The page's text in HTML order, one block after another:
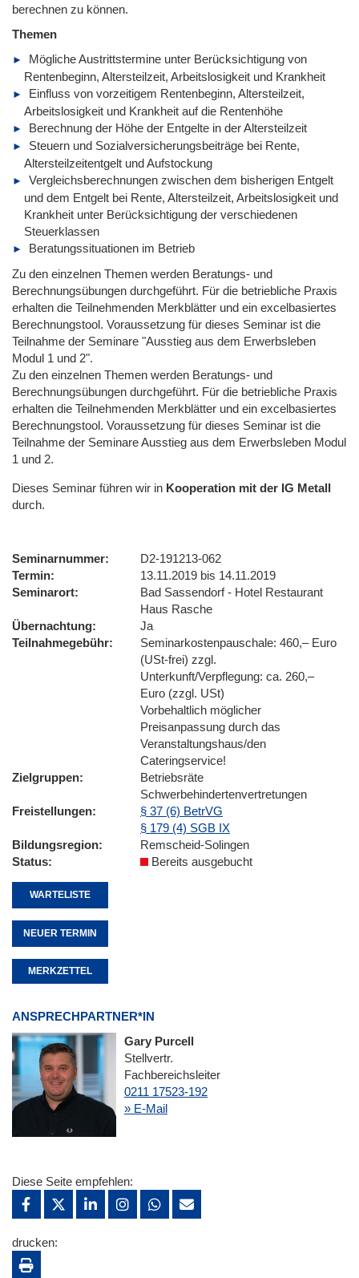
berechnen zu können.
Themen
Mögliche Austrittstermine unter Berücksichtigung von
Rentenbeginn, Altersteilzeit, Arbeitslosigkeit und Krankheit
Einfluss von vorzeitigem Rentenbeginn, Altersteilzeit,
Arbeitslosigkeit und Krankheit auf die Rentenhöhe
Berechnung der Höhe der Entgelte in der Altersteilzeit
Steuern und Sozialversicherungsbeiträge bei Rente,
Altersteilzeitentgelt und Aufstockung
Vergleichsberechnungen zwischen dem bisherigen Entgelt
und dem Entgelt bei Rente, Altersteilzeit, Arbeitslosigkeit und
Krankheit unter Berücksichtigung der verschiedenen
Steuerklassen
Beratungssituationen im Betrieb
Zu den einzelnen Themen werden Beratungs- und
Berechnungsübungen durchgeführt. Für die betriebliche Praxis
erhalten die Teilnehmenden Merkblätter und ein excelbasiertes
Berechnungstool. Voraussetzung für dieses Seminar ist die
Teilnahme der Seminare "Ausstieg aus dem Erwerbsleben
Modul 1 und 2".
Zu den einzelnen Themen werden Beratungs- und
Berechnungsübungen durchgeführt. Für die betriebliche Praxis
erhalten die Teilnehmenden Merkblätter und ein excelbasiertes
Berechnungstool. Voraussetzung für dieses Seminar ist die
Teilnahme der Seminare Ausstieg aus dem Erwerbsleben Modul
1 und 2.
Dieses Seminar führen wir in Kooperation mit der IG Metall
durch.
Seminarnummer
D2-191213-062
Termin
13.11.2019 bis 14.11.2019
Seminarort
Bad Sassendorf - Hotel Restaurant
Haus Rasche
Übernachtung
Ja
Teilnahmegebühr
Seminarkostenpauschale: 460,– Euro
(USt-frei) zzgl.
Unterkunft/Verpflegung: ca. 260,–
Euro (zzgl. USt)
Vorbehaltlich möglicher
Preisanpassung durch das
Veranstaltungshaus/den
Cateringservice!
Zielgruppen
Betriebsräte
Schwerbehindertenvertretungen
Freistellungen
§ 37 (6) BetrVG
§ 179 (4) SGB IX
Bildungsregion
Remscheid-Solingen
Status
Bereits ausgebucht
WARTELISTE
NEUER TERMIN
MERKZETTEL
ANSPRECHPARTNER*IN
Gary Purcell
Stellvertr.
Fachbereichsleiter
0211 17523-192
» E-Mail
Diese Seite empfehlen:
drucken: